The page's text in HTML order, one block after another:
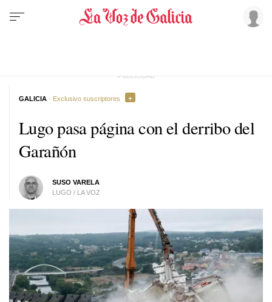
Lugo pasa página con el derribo del
Garañón
SUSO VARELA
LUGO / LA VOZ
GALICIA · Exclusivo suscriptores